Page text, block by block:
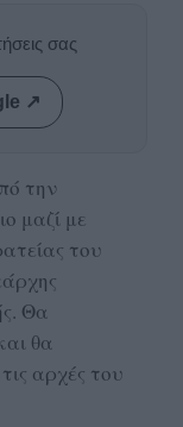
σας
↗
την
μαζί με
του
Θα
θα
αρχές του